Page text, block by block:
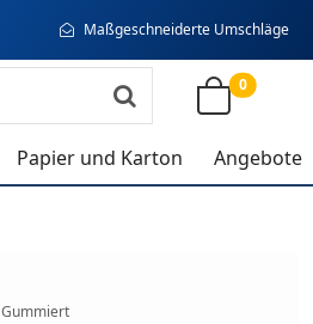
Maßgeschneiderte Umschläge
0
Papier und Karton Angebote
Gummiert